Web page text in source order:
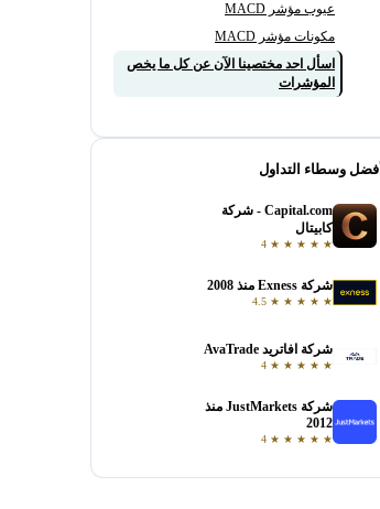
عيوب مؤشر MACD
مكونات مؤشر MACD
اسأل احد مختصينا الآن عن كل ما يخص
المؤشرات
أفضل وسطاء التداول
Capital.com - شركة
كابيتال
★
★
★
★
★
شركة Exness منذ 2008
★
★
★
★
★
شركة افاتريد AvaTrade
★
★
★
★
★
شركة JustMarkets منذ
2012
★
★
★
★
★